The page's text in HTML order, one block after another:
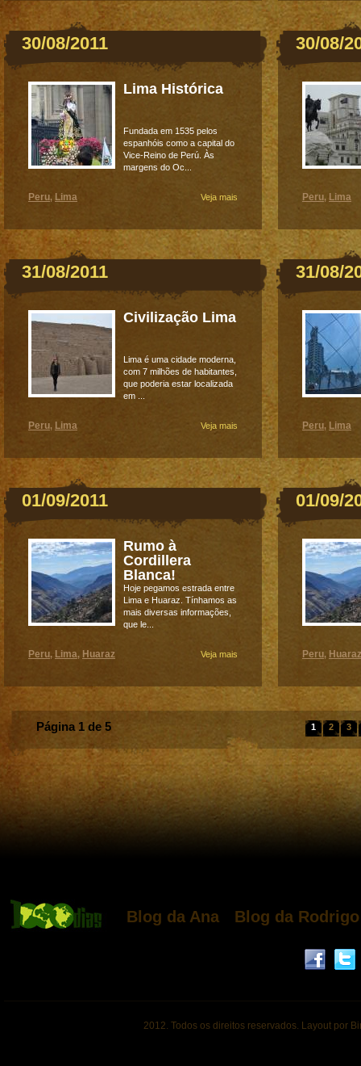
30/08/2011
Lima Histórica
Fundada em 1535 pelos
espanhóis como a capital do
Vice-Reino de Perú. Às
margens do Oc...
Veja mais
Peru, Lima
31/08/2011
Civilização Lima
Lima é uma cidade moderna,
com 7 milhões de habitantes,
que poderia estar localizada
em ...
Veja mais
Peru, Lima
01/09/2011
Rumo à
Cordillera
Blanca!
Hoje pegamos estrada entre
Lima e Huaraz. Tínhamos as
mais diversas informações,
que le...
Veja mais
Peru, Lima, Huaraz
30/08/
Peru, Lima
31/08/
Peru, Lima
01/09/
Peru, Huaraz
1 2 3
Página 1 de 5
Blog da Ana Blog da Rodrigo
2012. Todos os direitos reservados. Layout por